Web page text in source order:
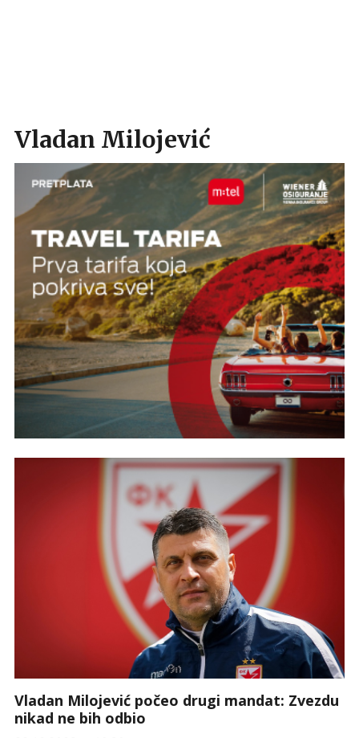
Vladan Milojević
Vladan Milojević počeo drugi mandat: Zvezdu
nikad ne bih odbio